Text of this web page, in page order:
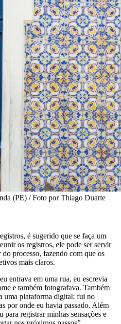
(PE) / Foto por Thiago Duarte
é sugerido que se faça um
os registros, ele pode ser servir
processo, fazendo com que os
mais claros.
entrava em uma rua, eu escrevia
e também fotografava. Também
uma plataforma digital: fui no
por onde eu havia passado. Além
para registrar minhas sensações e